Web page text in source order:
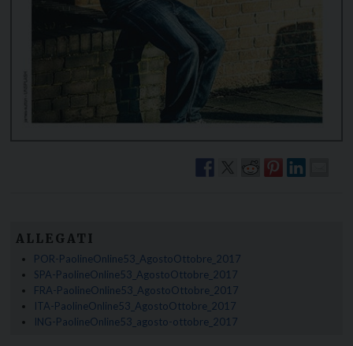
ALLEGATI
POR-PaolineOnline53_AgostoOttobre_2017
SPA-PaolineOnline53_AgostoOttobre_2017
FRA-PaolineOnline53_AgostoOttobre_2017
ITA-PaolineOnline53_AgostoOttobre_2017
ING-PaolineOnline53_agosto-ottobre_2017